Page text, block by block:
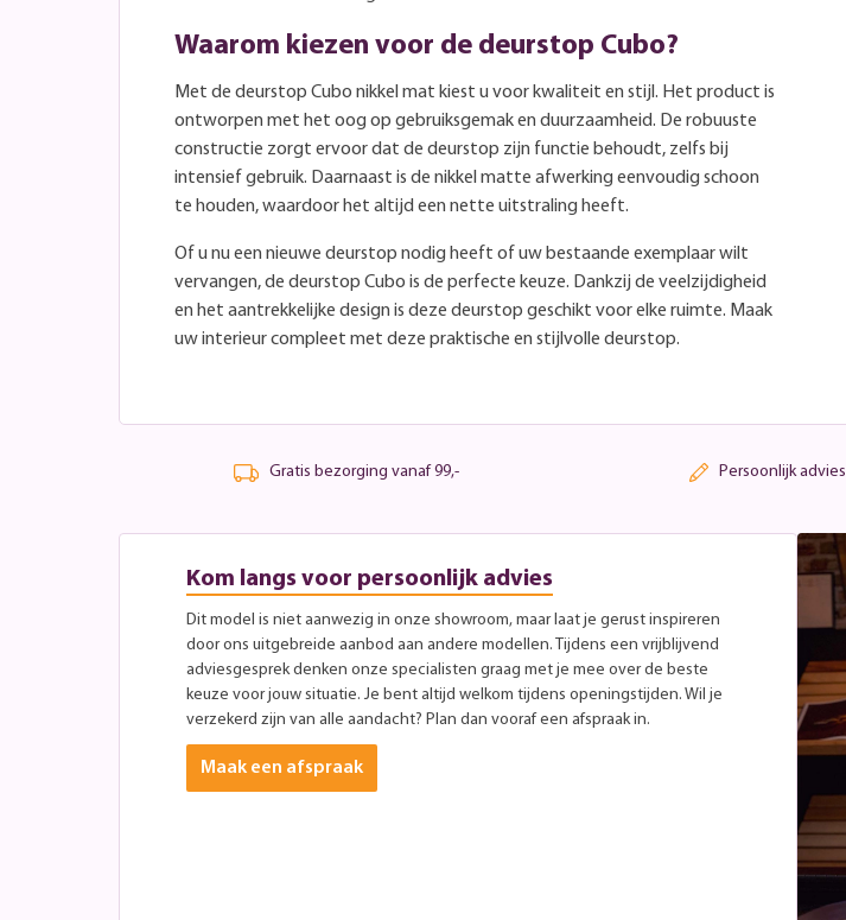
Waarom kiezen voor de deurstop Cubo?
Met de deurstop Cubo nikkel mat kiest u voor kwaliteit en stijl. Het product is
ontworpen met het oog op gebruiksgemak en duurzaamheid. De robuuste
constructie zorgt ervoor dat de deurstop zijn functie behoudt, zelfs bij
intensief gebruik. Daarnaast is de nikkel matte afwerking eenvoudig schoon
te houden, waardoor het altijd een nette uitstraling heeft.
Of u nu een nieuwe deurstop nodig heeft of uw bestaande exemplaar wilt
vervangen, de deurstop Cubo is de perfecte keuze. Dankzij de veelzijdigheid
en het aantrekkelijke design is deze deurstop geschikt voor elke ruimte. Maak
uw interieur compleet met deze praktische en stijlvolle deurstop.
Gratis bezorging vanaf 99,- Persoonlijk advies
Kom langs voor persoonlijk advies
Dit model is niet aanwezig in onze showroom, maar laat je gerust inspireren
door ons uitgebreide aanbod aan andere modellen. Tijdens een vrijblijvend
adviesgesprek denken onze specialisten graag met je mee over de beste
keuze voor jouw situatie. Je bent altijd welkom tijdens openingstijden. Wil je
verzekerd zijn van alle aandacht? Plan dan vooraf een afspraak in.
Maak een afspraak